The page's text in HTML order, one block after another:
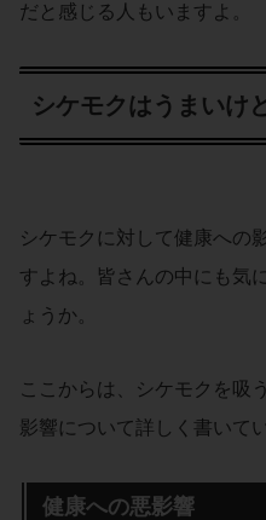
だと感じる人もいますよ。
シケモクはうまいけ
シケモクに対して健康への
すよね。皆さんの中にも気
ょうか。
ここからは、シケモクを吸
影響について詳しく書いて
健康への悪影響